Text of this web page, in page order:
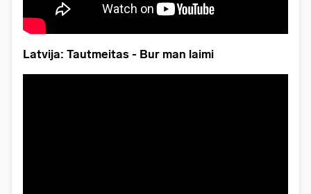
Latvija: Tautmeitas - Bur man laimi